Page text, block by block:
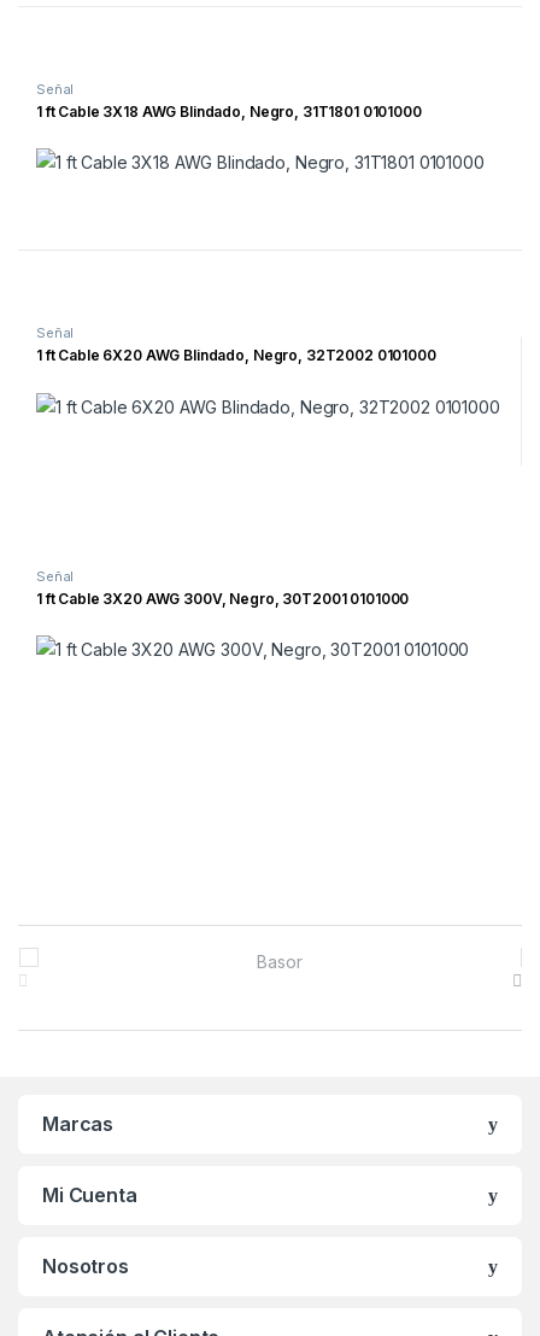
Señal
1 ft Cable 3X18 AWG Blindado, Negro, 31T1801 0101000
Señal
1 ft Cable 6X20 AWG Blindado, Negro, 32T2002 0101000
Señal
1 ft Cable 3X20 AWG 300V, Negro, 30T2001 0101000
Marcas
Mi Cuenta
Nosotros